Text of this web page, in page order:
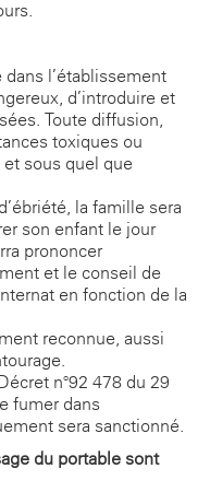
dans l’établissement
d’introduire et
Toute diffusion,
toxiques ou
sous quel que
la famille sera
son enfant le jour
prononcer
et le conseil de
en fonction de la
reconnue, aussi
n°92-478 du 29
fumer dans
sera sanctionné.
du portable sont